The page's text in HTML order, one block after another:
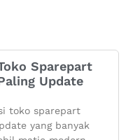
Sparepart
Update
toko sparepart
yang banyak